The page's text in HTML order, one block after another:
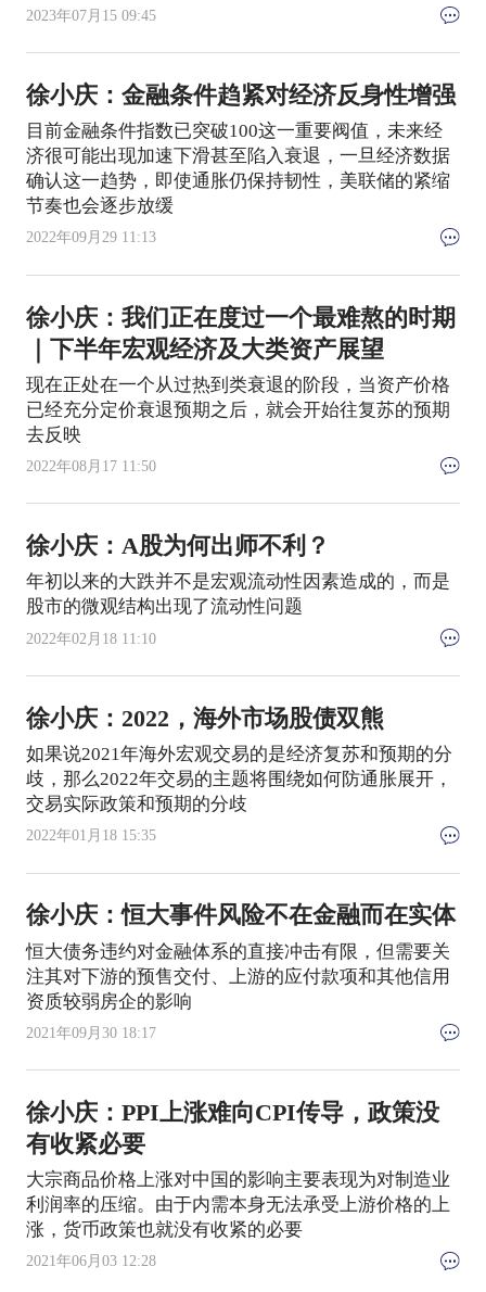
2023年07月15 09:45
徐小庆：金融条件趋紧对经济反身性增强
目前金融条件指数已突破100这一重要阀值，未来经
济很可能出现加速下滑甚至陷入衰退，一旦经济数据
确认这一趋势，即使通胀仍保持韧性，美联储的紧缩
节奏也会逐步放缓
2022年09月29 11:13
徐小庆：我们正在度过一个最难熬的时期
｜下半年宏观经济及大类资产展望
现在正处在一个从过热到类衰退的阶段，当资产价格
已经充分定价衰退预期之后，就会开始往复苏的预期
去反映
2022年08月17 11:50
徐小庆：A股为何出师不利？
年初以来的大跌并不是宏观流动性因素造成的，而是
股市的微观结构出现了流动性问题
2022年02月18 11:10
徐小庆：2022，海外市场股债双熊
如果说2021年海外宏观交易的是经济复苏和预期的分
歧，那么2022年交易的主题将围绕如何防通胀展开，
交易实际政策和预期的分歧
2022年01月18 15:35
徐小庆：恒大事件风险不在金融而在实体
恒大债务违约对金融体系的直接冲击有限，但需要关
注其对下游的预售交付、上游的应付款项和其他信用
资质较弱房企的影响
2021年09月30 18:17
徐小庆：PPI上涨难向CPI传导，政策没
有收紧必要
大宗商品价格上涨对中国的影响主要表现为对制造业
利润率的压缩。由于内需本身无法承受上游价格的上
涨，货币政策也就没有收紧的必要
2021年06月03 12:28